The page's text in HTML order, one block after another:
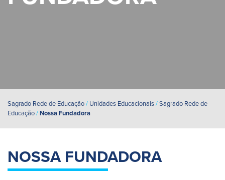
Sagrado Rede de Educação/ Unidades Educacionais/Sagrado Rede de
Educação/Nossa Fundadora
NOSSA FUNDADORA